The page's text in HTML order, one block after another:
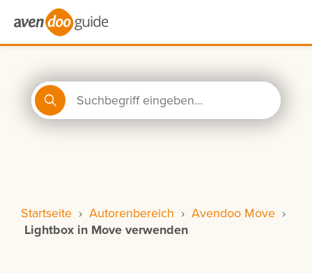
Startseite › Autorenbereich › Avendoo Move ›
Lightbox in Move verwenden